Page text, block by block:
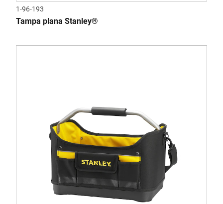
1-96-193
Tampa plana Stanley®